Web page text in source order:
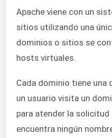
Apache viene con un
sitios utilizando una
dominios o sitios se
hosts virtuales.
Cada dominio tiene
un usuario visita un
para atender la solicitud
encuentra ningún